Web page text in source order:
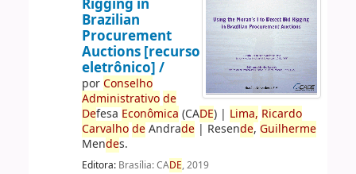
Rigging in
Brazilian
Procurement
Auctions [recurso
eletrônico] /
porConselho
Administrativo de
Defesa Econômica (CADE)| Lima, Ricardo
Carvalho deAndrade| Resende, Guilherme
Mendes.
Editora: Brasília: CADE, 2019